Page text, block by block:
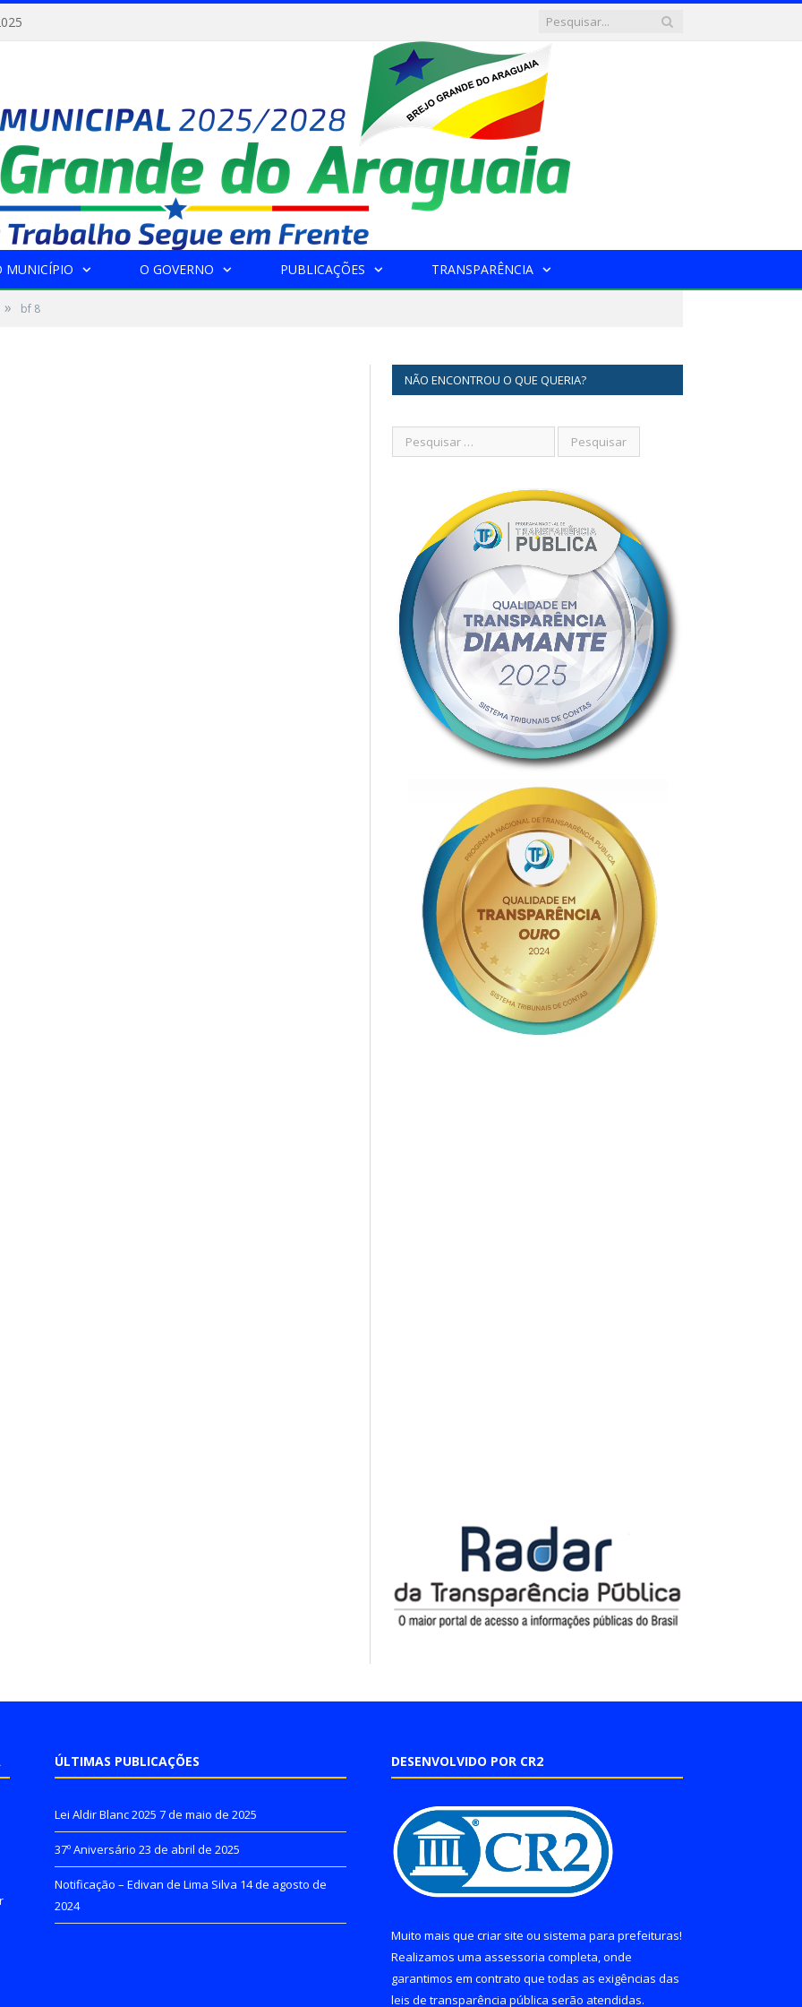
MUNICÍPIO O GOVERNO PUBLICAÇÕES TRANSPARÊNCIA
» bf 8
NÃO ENCONTROU O QUE QUERIA?
ÚLTIMAS PUBLICAÇÕES
Lei Aldir Blanc 2025 7 de maio de 2025
37º Aniversário 23 de abril de 2025
Notificação – Edivan de Lima Silva 14 de agosto de
2024
DESENVOLVIDO POR CR2
Muito mais que criar site ou sistema para prefeituras!
Realizamos uma assessoria completa, onde
garantimos em contrato que todas as exigências das
leis de transparência pública serão atendidas.